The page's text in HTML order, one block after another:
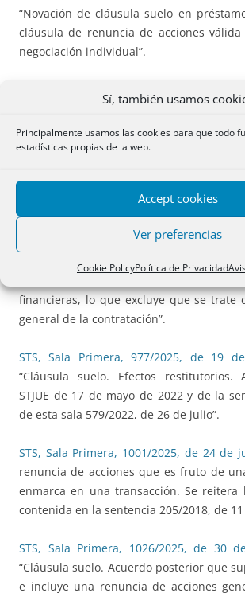
Sí, también usamos
Principalmente usamos las cookies para que todo
estadísticas propias de la web.
Accept cookies
Ver preferencias
Cookie PolicyPolítica de Privacidad
“Novación de cláusula suelo en
cláusula de renuncia de acciones
negociación individual”.
STS, Sala Primera, Pleno, 943/2025, de
“Acción colectiva de cesación y
cantidades ejercitadas por una
consumidores contra una
luz de la STJUE de 4 de julio de 2024 (C-
“Préstamo hipotecario con
acuerdo de novación del interés
financieras, lo que excluye que se trate
general de la contratación”.
STS, Sala Primera, 977/2025, de 19
“Cláusula suelo. Efectos restitutorios.
STJUE de 17 de mayo de 2022 y de la
de esta sala 579/2022, de 26 de julio”.
STS, Sala Primera, 1001/2025, de 24 de
renuncia de acciones que es fruto de
enmarca en una transacción. Se reitera
contenida en la sentencia 205/2018, de
STS, Sala Primera, 1026/2025, de 30
“Cláusula suelo. Acuerdo posterior que
e incluye una renuncia de acciones